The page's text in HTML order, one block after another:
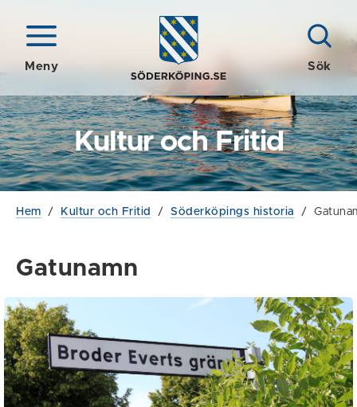
Meny Sök
Kultur och Fritid
Hem / Kultur och Fritid / Söderköpings historia /
Gatunamn